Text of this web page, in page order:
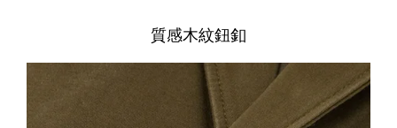
質感木紋鈕釦